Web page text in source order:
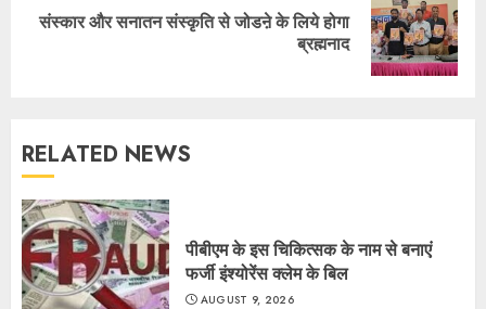
Next
संस्कार और सनातन संस्कृति से जोडऩे के लिये होगा
ब्रह्मनाद
RELATED NEWS
पीबीएम के इस चिकित्सक के नाम से बनाएं
फर्जी इंश्योरेंस क्लेम के बिल
AUGUST 9, 2026